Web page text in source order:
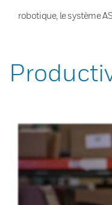
robotique, le système